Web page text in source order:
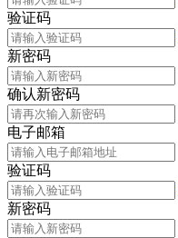
验证码
新密码
确认新密码
电子邮箱
验证码
新密码